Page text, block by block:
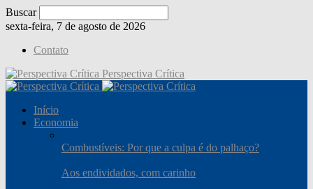
Buscar
sexta-feira, 7 de agosto de 2026
Contato
Perspectiva Crítica
Início
Economia
Combustíveis: Por que a culpa é do palhaço?
Aos endividados, com carinho